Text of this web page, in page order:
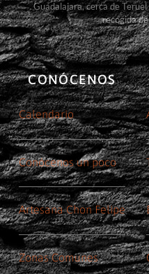
Guadalajara, cerca de
recogida
CONÓCENOS
Calendario
Conócenos un poco
Artesana Chon Felipe
Zonas Comunes